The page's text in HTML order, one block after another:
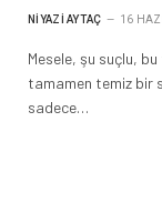
NIYAZI AYTAÇ 16
Mesele, şu suçlu,
tamamen temiz bir
sadece…